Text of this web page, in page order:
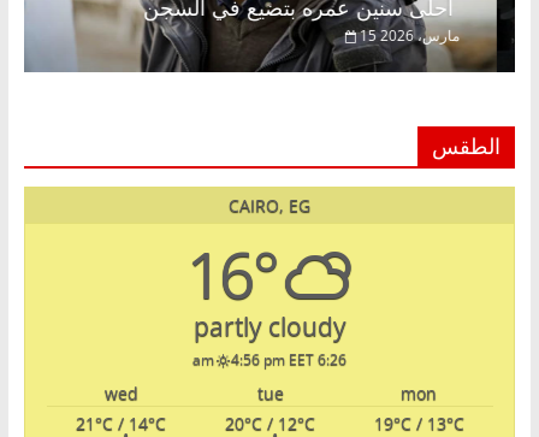
أحلى سنين عمره بتضيع في السجن
15 مارس، 2026
الطقس
CAIRO, EG
16°
partly cloudy
6:26 am
4:56 pm EET
mon
tue
wed
19°C/ 13°C
20°C / 12°C
21°C / 14°C